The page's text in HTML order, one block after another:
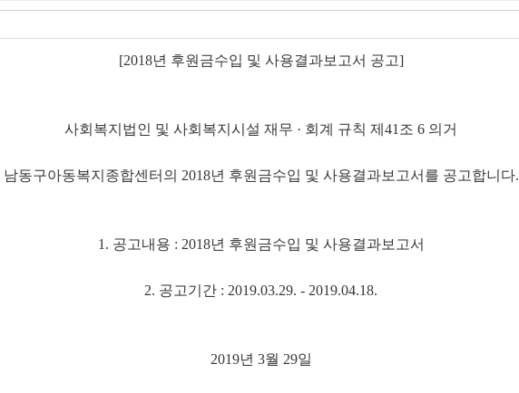
[2018년 후원금수입 및 사용결과보고서 공고]
사회복지법인 및 사회복지시설 재무 · 회계 규칙 제41 조6 의거
남동구아동복지종합센터의 2018년 후원금수입 및 사용결과보고서를 공고합니다.
1. 공고내용 : 2018년 후원금수입 및 사용결과보고서
2. 공고기간 : 2019.03.29. - 2019.04.18.
2019년 3월 29일